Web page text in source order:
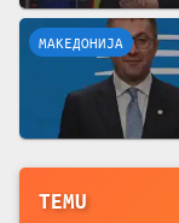
МАКЕДОНИЈА
TEMU